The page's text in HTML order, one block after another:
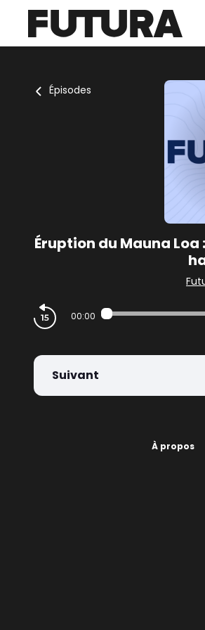
Épisodes
Éruption du Mauna
00:00
Suivant
À propos